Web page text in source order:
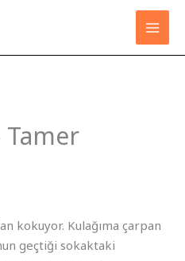
Tamer
kokuyor. Kulağıma çarpan
geçtiği sokaktaki